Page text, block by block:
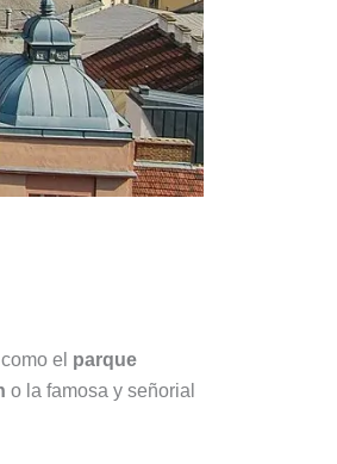
el parque
o la famosa y señorial